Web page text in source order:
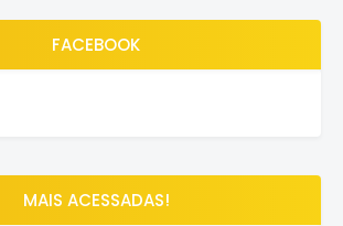
FACEBOOK
MAIS ACESSADAS!